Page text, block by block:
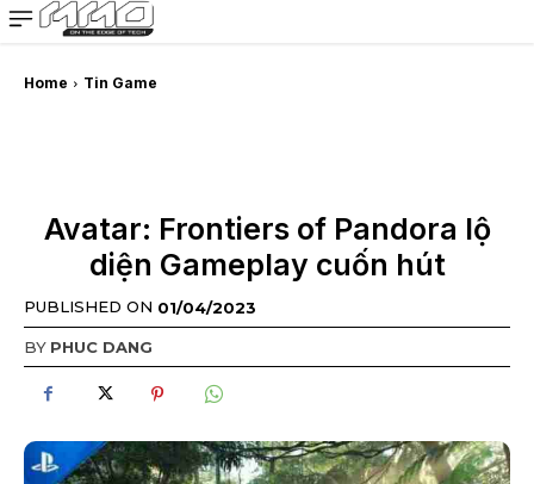
MMOSITE - Thông tin công nghệ
Bài viết nổi bật
Home Tin Game
Avatar: Frontiers of Pandora lộ
diện Gameplay cuốn hút
PUBLISHED ON 01/04/2023
BY PHUC DANG